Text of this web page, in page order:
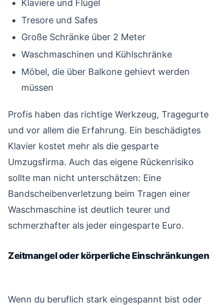
Klaviere und Flügel
Tresore und Safes
Große Schränke über 2 Meter
Waschmaschinen und Kühlschränke
Möbel, die über Balkone gehievt werden
müssen
Profis haben das richtige Werkzeug, Tragegurte
und vor allem die Erfahrung. Ein beschädigtes
Klavier kostet mehr als die gesparte
Umzugsfirma. Auch das eigene Rückenrisiko
sollte man nicht unterschätzen: Eine
Bandscheibenverletzung beim Tragen einer
Waschmaschine ist deutlich teurer und
schmerzhafter als jeder eingesparte Euro.
Zeitmangel oder körperliche Einschränkungen
Wenn du beruflich stark eingespannt bist oder